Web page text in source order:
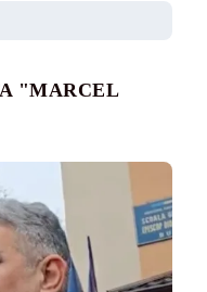
"MARCEL